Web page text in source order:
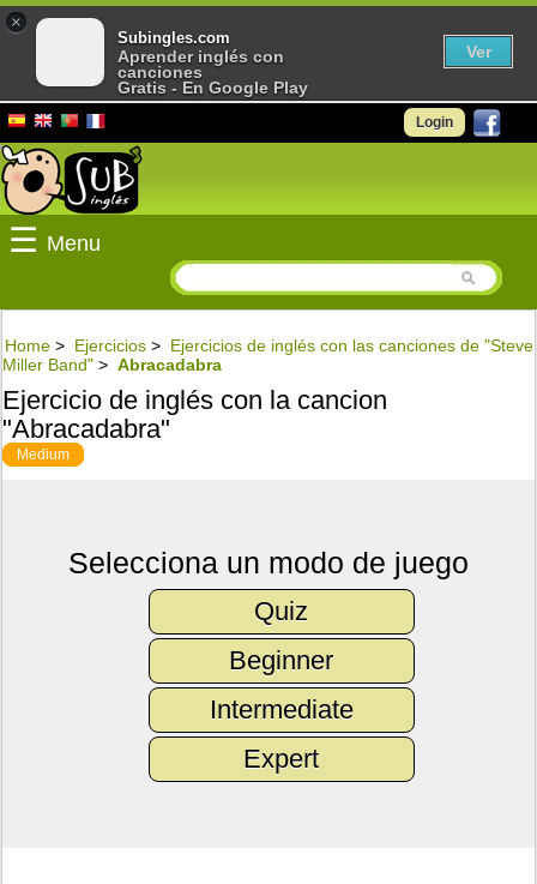
Login
☰ Menu
Home > Ejercicios > Ejercicios de inglés con las canciones de "Steve
Miller Band" > Abracadabra
Ejercicio de inglés con la cancion
"Abracadabra"
Medium
Selecciona un modo de juego
Quiz
Beginner
Intermediate
Expert
×
Subingles.com
Aprender inglés con
canciones
Gratis - En Google Play
Ver